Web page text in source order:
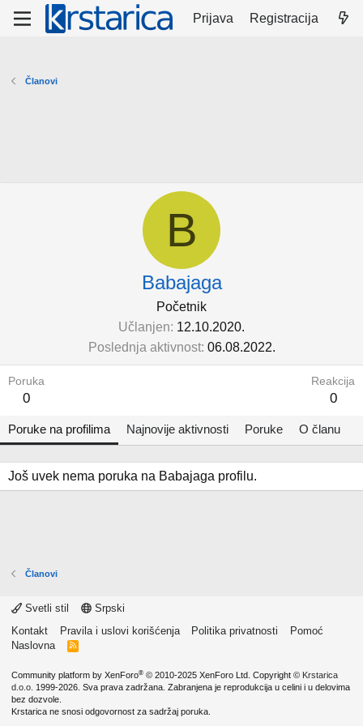
Prijava Registracija
Članovi
B
Babajaga
Početnik
Učlanjen 12.10.2020.
Poslednja aktivnost 06.08.2022.
Poruka
0
Reakcija
0
Poruke na profilima Najnovije aktivnosti Poruke O članu
Još uvek nema poruka na Babajaga profilu.
Članovi
Svetli stil
Srpski
Kontakt
Pravila i uslovi korišćenja Politika privatnosti
Pomoć
Naslovna
R
Community platform by XenForo® © 2010-2025 XenForo Ltd. Copyright © Krstarica
d.o.o. 1999-2026. Sva prava zadržana. Zabranjena je reprodukcija u celini i u delovima
bez dozvole.
Krstarica ne snosi odgovornost za sadržaj poruka.